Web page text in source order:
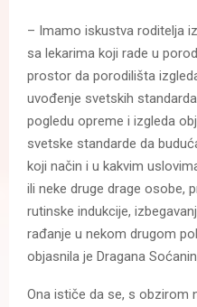
– Imamo iskustva roditelja
sa lekarima koji rade u
prostor da porodilišta
uvođenje svetskih
pogledu opreme i izgleda
svetske standarde da
koji način i u kakvim
ili neke druge drage osobe,
rutinske indukcije,
rađanje u nekom drugom
objasnila je Dragana
Ona ističe da se, s obzirom